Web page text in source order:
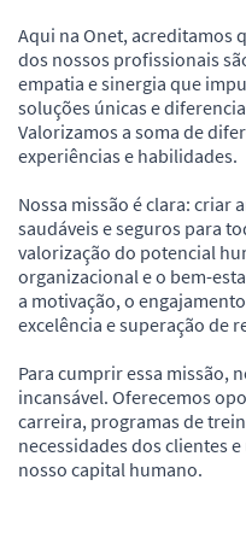
Aqui na Onet, acreditamos
dos nossos profissionais
empatia e sinergia que
soluções únicas e
Valorizamos a soma de
experiências e habilidades.
Nossa missão é clara: criar
saudáveis e seguros para
valorização do potencial
organizacional e o bem-
a motivação, o
excelência e superação de
Para cumprir essa missão,
incansável. Oferecemos
carreira, programas de
necessidades dos clientes
nosso capital humano.